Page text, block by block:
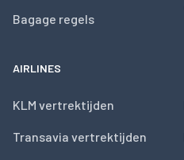
Bagage regels
AIRLINES
KLM vertrektijden
Transavia vertrektijden